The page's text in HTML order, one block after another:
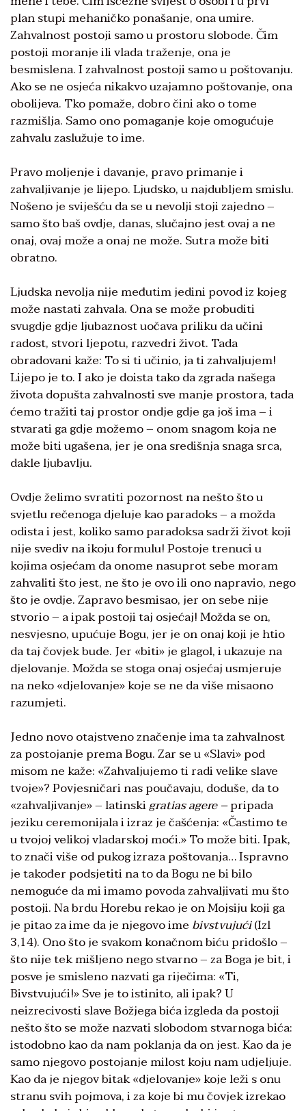
plan stupi mehaničko ponašanje, ona umire.
Zahvalnost postoji samo u prostoru slobode. Čim
postoji moranje ili vlada traženje, ona je
besmislena. I zahvalnost postoji samo u poštovanju.
Ako se ne osjeća nikakvo uzajamno poštovanje, ona
obolijeva. Tko pomaže, dobro čini ako o tome
razmišlja. Samo ono pomaganje koje omogućuje
zahvalu zaslužuje to ime.
Pravo moljenje i davanje, pravo primanje i
zahvaljivanje je lijepo. Ljudsko, u najdubljem smislu.
Nošeno je sviješću da se u nevolji stoji zajedno –
samo što baš ovdje, danas, slučajno jest ovaj a ne
onaj, ovaj može a onaj ne može. Sutra može biti
obratno.
Ljudska nevolja nije međutim jedini povod iz kojeg
može nastati zahvala. Ona se može probuditi
svugdje gdje ljubaznost uočava priliku da učini
radost, stvori ljepotu, razvedri život. Tada
obradovani kaže: To si ti učinio, ja ti zahvaljujem!
Lijepo je to. I ako je doista tako da zgrada našega
života dopušta zahvalnosti sve manje prostora, tada
ćemo tražiti taj prostor ondje gdje ga još ima – i
stvarati ga gdje možemo – onom snagom koja ne
može biti ugašena, jer je ona središnja snaga srca,
dakle ljubavlju.
Ovdje želimo svratiti pozornost na nešto što u
svjetlu rečenoga djeluje kao paradoks – a možda
odista i jest, koliko samo paradoksa sadrži život koji
nije svediv na ikoju formulu! Postoje trenuci u
kojima osjećam da onome nasuprot sebe moram
zahvaliti što jest, ne što je ovo ili ono napravio, nego
što je ovdje. Zapravo besmisao, jer on sebe nije
stvorio – a ipak postoji taj osjećaj! Možda se on,
nesvjesno, upućuje Bogu, jer je on onaj koji je htio
da taj čovjek bude. Jer «biti» je glagol, i ukazuje na
djelovanje. Možda se stoga onaj osjećaj usmjeruje
na neko «djelovanje» koje se ne da više misaono
razumjeti.
Jedno novo otajstveno značenje ima ta zahvalnost
za postojanje prema Bogu. Zar se u «Slavi» pod
misom ne kaže: «Zahvaljujemo ti radi velike slave
tvoje»? Povjesničari nas poučavaju, doduše, da to
«zahvaljivanje» – latinskigratias agere –pripada
jeziku ceremonijala i izraz je čašćenja: «Častimo te
u tvojoj velikoj vladarskoj moći.» To može biti. Ipak,
to znači više od pukog izraza poštovanja… Ispravno
je također podsjetiti na to da Bogu ne bi bilo
nemoguće da mi imamo povoda zahvaljivati mu što
postoji. Na brdu Horebu rekao je on Mojsiju koji ga
je pitao za ime da je njegovo ime bivstvujući(Izl
3,14). Ono što je svakom konačnom biću pridošlo –
što nije tek mišljeno nego stvarno – za Boga je bit, i
posve je smisleno nazvati ga riječima: «Ti,
Bivstvujući!» Sve je to istinito, ali ipak? U
neizrecivosti slave Božjega bića izgleda da postoji
nešto što se može nazvati slobodom stvarnoga bića:
istodobno kao da nam poklanja da on jest. Kao da je
samo njegovo postojanje milost koju nam udjeljuje.
Kao da je njegov bitak «djelovanje» koje leži s onu
stranu svih pojmova, i za koje bi mu čovjek izrekao